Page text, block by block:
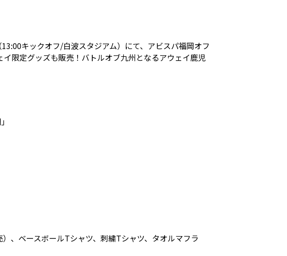
キックオフ/白波スタジアム）にて、アビスパ福岡オフ
限定グッズも販売！バトルオブ九州となるアウェイ鹿児
、ベースボールTシャツ、刺繍Tシャツ、タオルマフラ